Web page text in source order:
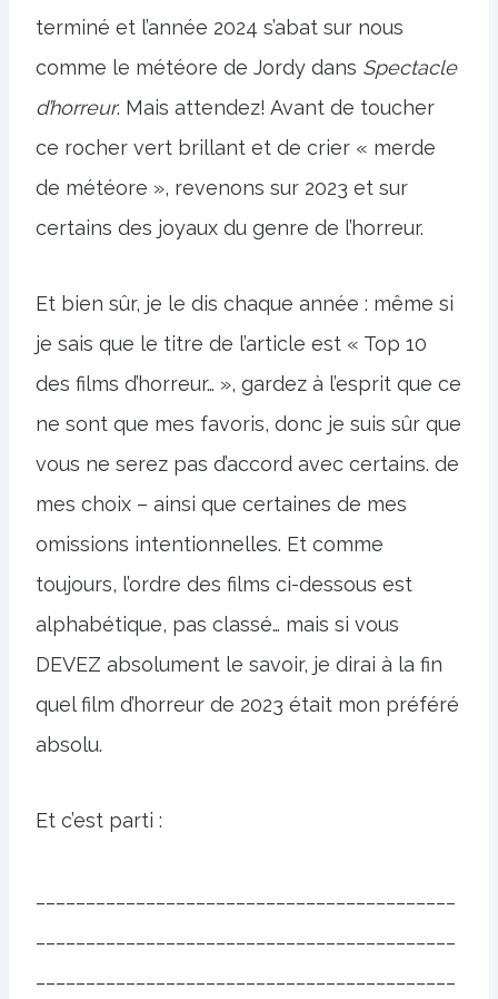
terminé et l’année 2024 s’abat sur nous
comme le météore de Jordy dans Spectacle
d’horreur. Mais attendez! Avant de toucher
ce rocher vert brillant et de crier « merde
de météore », revenons sur 2023 et sur
certains des joyaux du genre de l’horreur.
Et bien sûr, je le dis chaque année : même si
je sais que le titre de l’article est « Top 10
des films d’horreur… », gardez à l’esprit que ce
ne sont que mes favoris, donc je suis sûr que
vous ne serez pas d’accord avec certains. de
mes choix – ainsi que certaines de mes
omissions intentionnelles. Et comme
toujours, l’ordre des films ci-dessous est
alphabétique, pas classé… mais si vous
DEVEZ absolument le savoir, je dirai à la fin
quel film d’horreur de 2023 était mon préféré
absolu.
Et c’est parti :